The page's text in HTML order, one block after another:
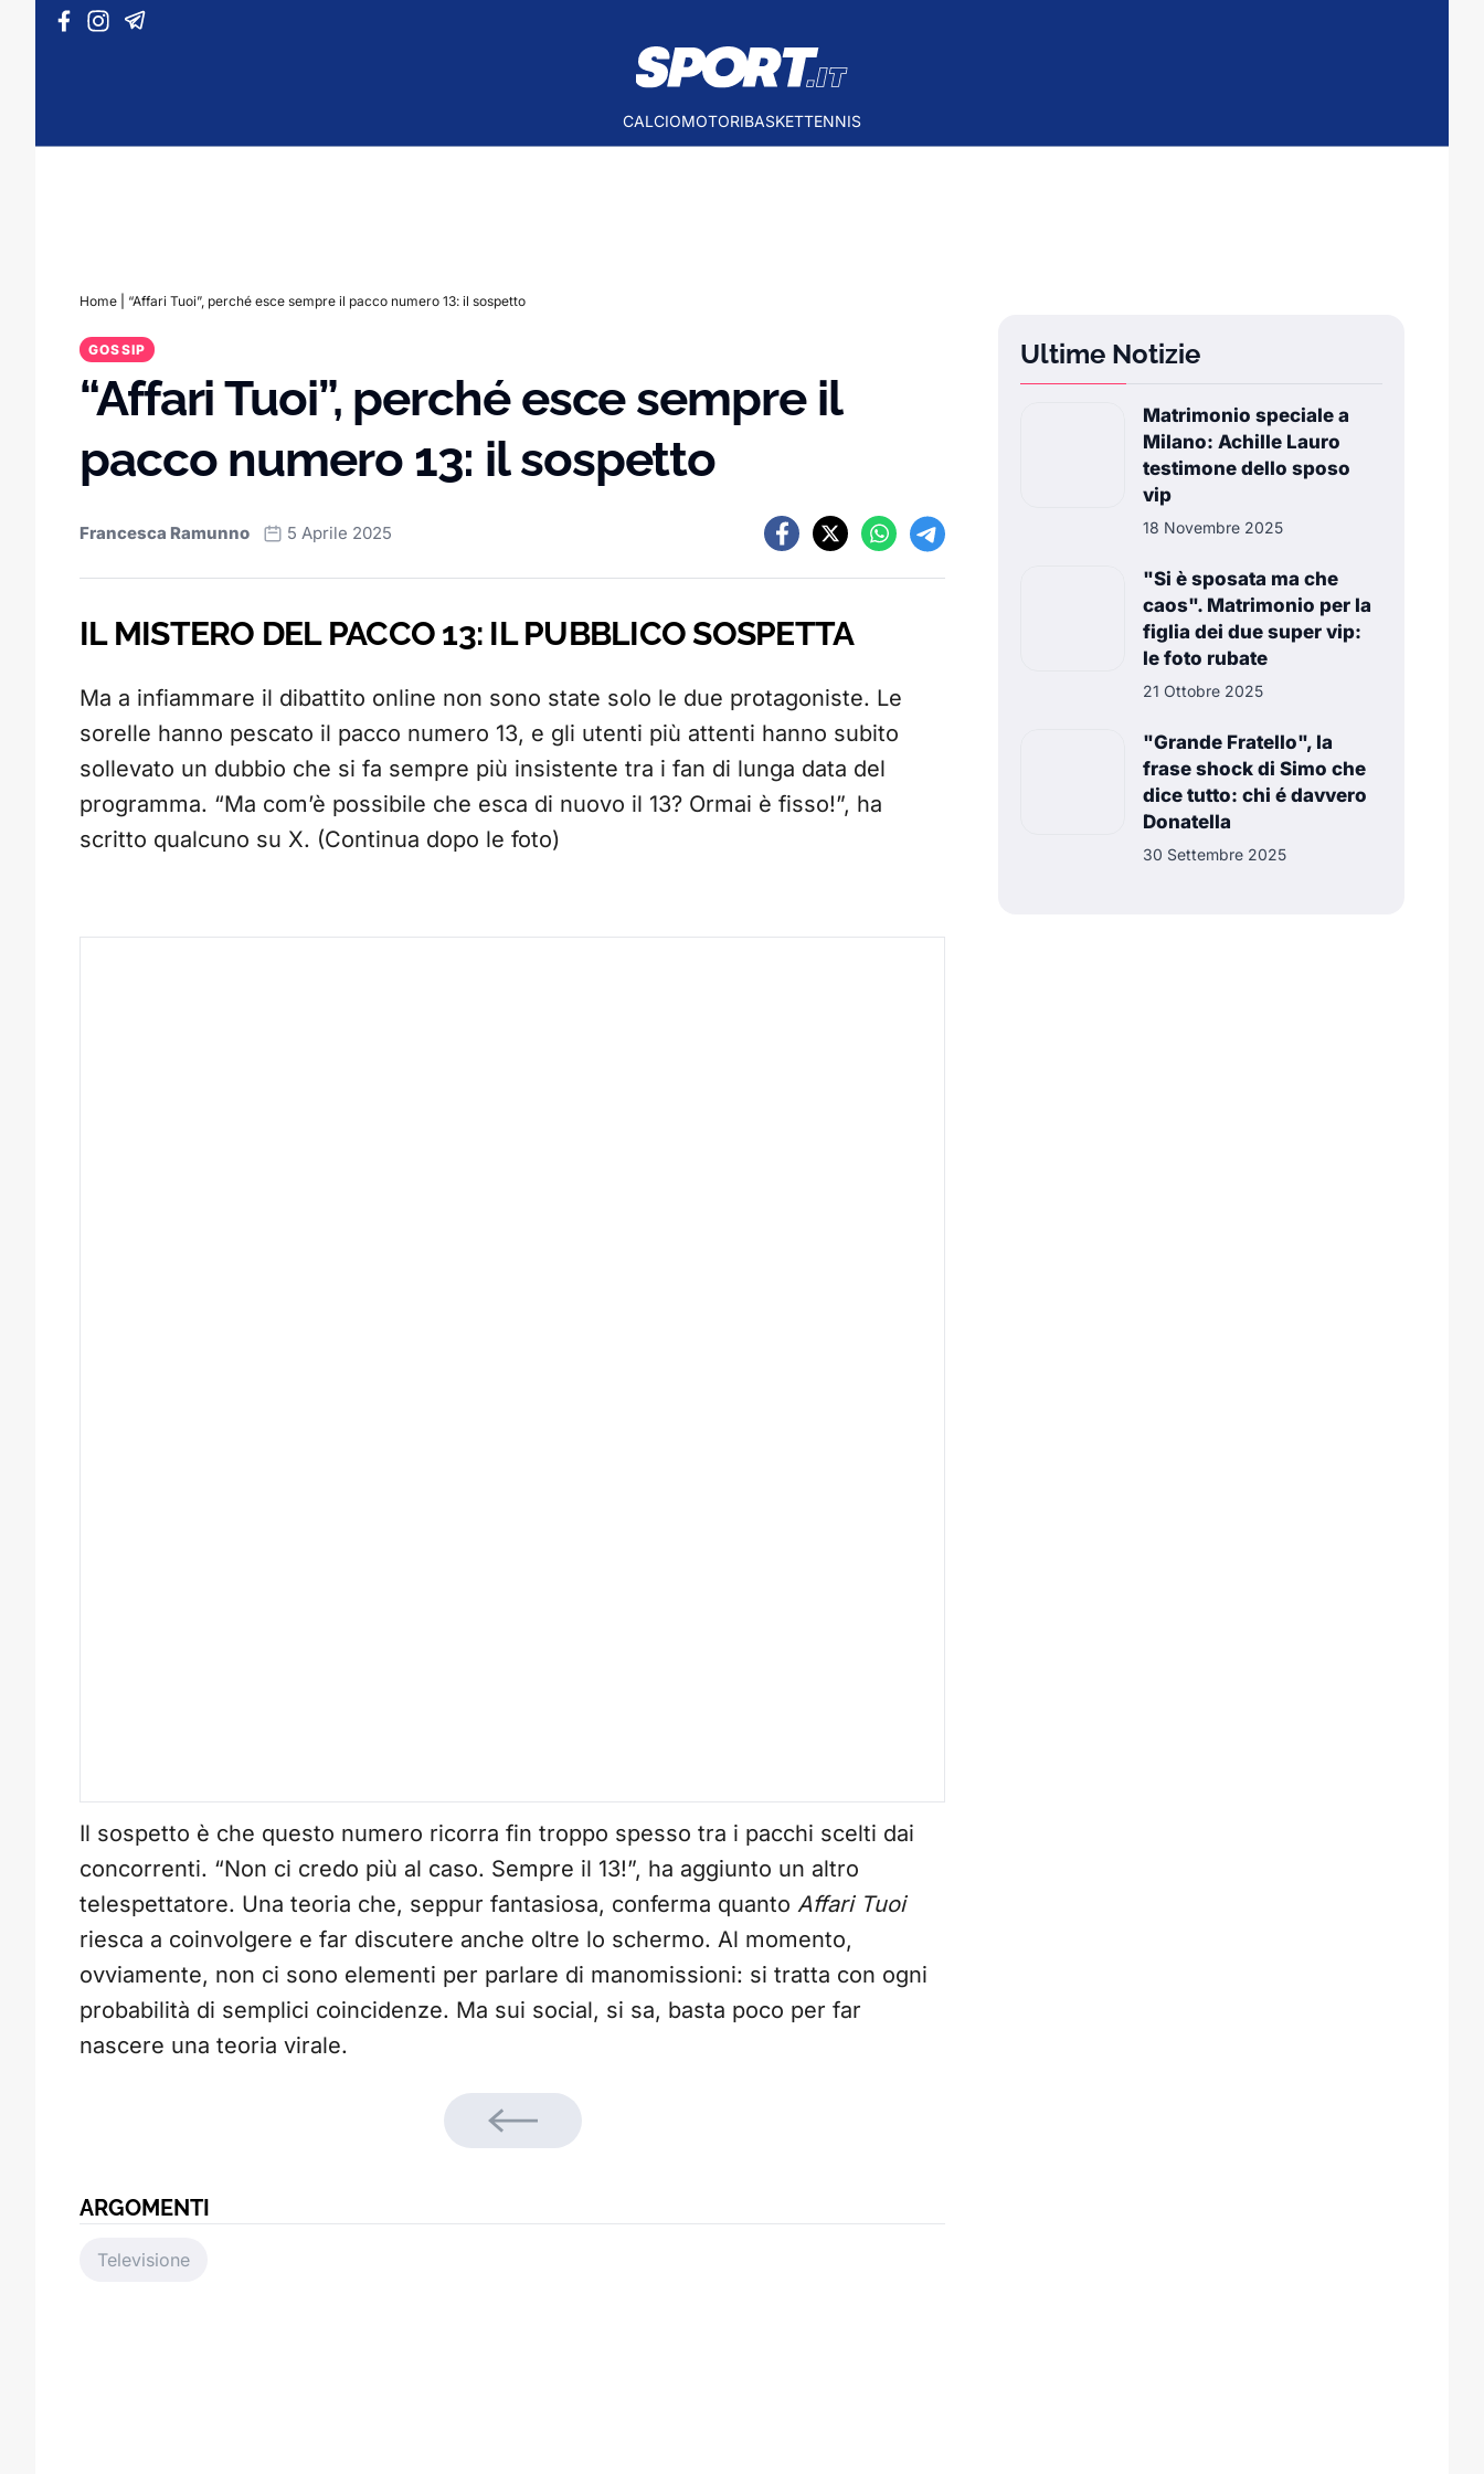
Vai al contenuto
CALCIOMOTORIBASKETTENNIS
Home “Affari Tuoi”, perché esce sempre il pacco numero 13: il sospetto
GOSSIP
“Affari Tuoi”, perché esce sempre il
pacco numero 13: il sospetto
Francesca Ramunno 5 Aprile 2025
IL MISTERO DEL PACCO 13: IL PUBBLICO SOSPETTA
Ma a infiammare il dibattito online non sono state solo le due protagoniste. Le
sorelle hanno pescato il pacco numero 13, e gli utenti più attenti hanno subito
sollevato un dubbio che si fa sempre più insistente tra i fan di lunga data del
programma. “Ma com’è possibile che esca di nuovo il 13? Ormai è fisso!”, ha
scritto qualcuno su X. (Continua dopo le foto)
Il sospetto è che questo numero ricorra fin troppo spesso tra i pacchi scelti dai
concorrenti. “Non ci credo più al caso. Sempre il 13!”, ha aggiunto un altro
telespettatore. Una teoria che, seppur fantasiosa, conferma quanto Affari Tuoi
riesca a coinvolgere e far discutere anche oltre lo schermo. Al momento,
ovviamente, non ci sono elementi per parlare di manomissioni: si tratta con ogni
probabilità di semplici coincidenze. Ma sui social, si sa, basta poco per far
nascere una teoria virale.
ARGOMENTI
Televisione
Ultime Notizie
Matrimonio speciale a
Milano: Achille Lauro
testimone dello sposo
vip
18 Novembre 2025
"Si è sposata ma che
caos". Matrimonio per la
figlia dei due super vip:
le foto rubate
21 Ottobre 2025
"Grande Fratello", la
frase shock di Simo che
dice tutto: chi é davvero
Donatella
30 Settembre 2025